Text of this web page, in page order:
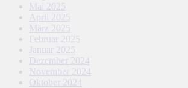
Mai 2025
April 2025
März 2025
Februar 2025
Januar 2025
Dezember 2024
November 2024
Oktober 2024